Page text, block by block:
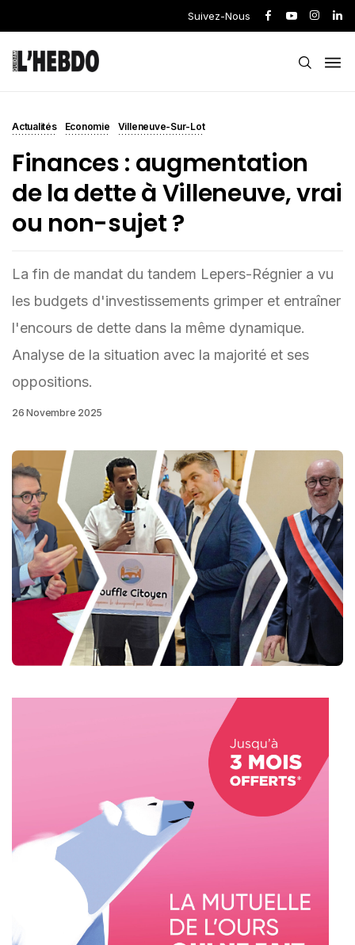
Suivez-Nous
Actualités Economie Villeneuve-Sur-Lot
Finances : augmentation
de la dette à Villeneuve, vrai
ou non-sujet ?
La fin de mandat du tandem Lepers-Régnier a vu
les budgets d'investissements grimper et entraîner
l'encours de dette dans la même dynamique.
Analyse de la situation avec la majorité et ses
oppositions.
26 Novembre 2025